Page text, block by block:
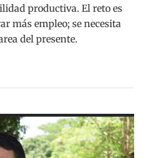
productiva. El reto es
más empleo; se necesita
del presente.